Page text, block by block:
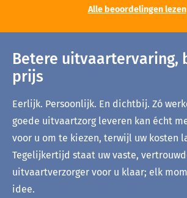
Alle beoordelingen lezen
Betere uitvaartervaring,
prijs
Eerlijk. Persoonlijk. En dichtbij. Zó
goede uitvaartzorg leveren kan écht
voor u om te kiezen, terwijl uw kosten
Tegelijkertijd staat uw vaste,
uitvaartverzorger voor u klaar; elk
idee.